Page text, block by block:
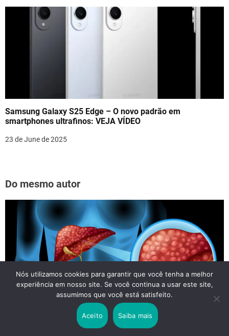
Samsung Galaxy S25 Edge – O novo padrão em
smartphones ultrafinos: VEJA VÍDEO
23 de June de 2025
Do mesmo autor
O Avanço Silencioso da Gordura no Fígado
Nós utilizamos cookies para garantir que você tenha a melhor
experiência em nosso site. Se você continua a usar este site,
assumimos que você está satisfeito.
Aceito Saiba mais